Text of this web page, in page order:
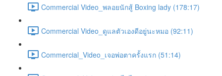
Commercial Video_พลอยนักสู้ Boxing lady (178:17)
Commercial Video_ดูแลตัวเองดีอยู่นะหมอ (92:11)
Commercial_Video_เจอพ่อตาครั้งแรก (51:14)